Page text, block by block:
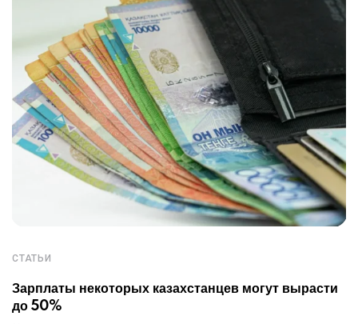
СТАТЬИ
Зарплаты некоторых казахстанцев могут вырасти
до 50%